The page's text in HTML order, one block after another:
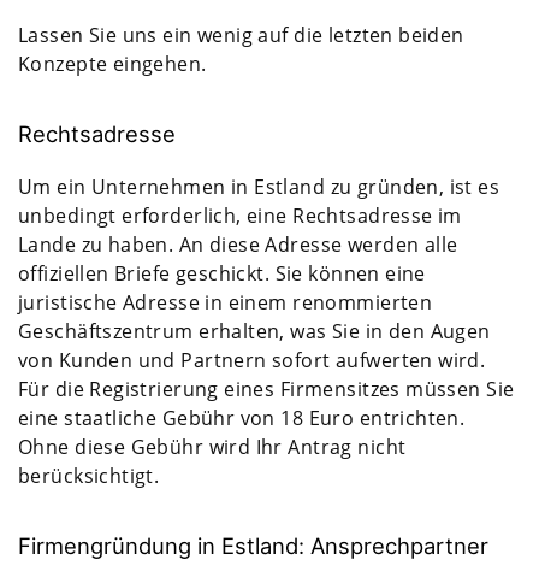
Lassen Sie uns ein wenig auf die letzten beiden
Konzepte eingehen.
Rechtsadresse
Um ein Unternehmen in Estland zu gründen, ist es
unbedingt erforderlich, eine Rechtsadresse im
Lande zu haben. An diese Adresse werden alle
offiziellen Briefe geschickt. Sie können eine
juristische Adresse in einem renommierten
Geschäftszentrum erhalten, was Sie in den Augen
von Kunden und Partnern sofort aufwerten wird.
Für die Registrierung eines Firmensitzes müssen Sie
eine staatliche Gebühr von 18 Euro entrichten.
Ohne diese Gebühr wird Ihr Antrag nicht
berücksichtigt.
Firmengründung in Estland: Ansprechpartner